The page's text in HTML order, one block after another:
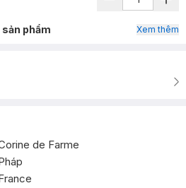
phẩm Xem thêm
de Farme